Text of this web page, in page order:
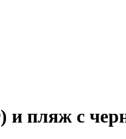
и пляж с